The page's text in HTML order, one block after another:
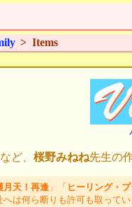
> Items
ど、 桜野みねね先生の
月天！再逢」「 ヒーリング・
は何ら断りも許可も取っ